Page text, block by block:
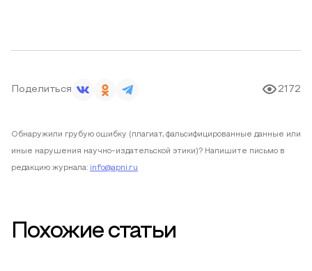
Поделиться 2172
Обнаружили грубую ошибку (плагиат, фальсифицированные данные или
иные нарушения научно-издательской этики)? Напишите письмо в
редакцию журнала: info@apni.ru
Похожие статьи